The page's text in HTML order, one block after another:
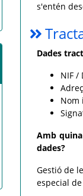
s'entén
Dades
NIF /
Nom
Amb
dades?
Gestió de
especial